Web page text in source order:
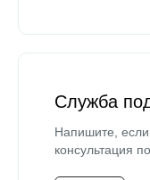
Служба
Напишите,
консультация